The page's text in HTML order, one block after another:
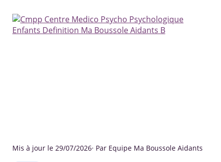
Mis à jour le 29/07/2026· Par Equipe Ma Boussole Aidants